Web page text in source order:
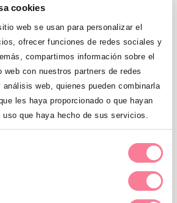
cookies
web se usan para personalizar el
ofrecer funciones de redes sociales y
compartimos información sobre el
web con nuestros partners de redes
web, quienes pueden combinarla
les haya proporcionado o que hayan
que haya hecho de sus servicios.
ya que transpirar
irritación de la piel y el
picor.
más intensos de picor
con medicamentos,
quenunca debes
por tu cuenta,sino